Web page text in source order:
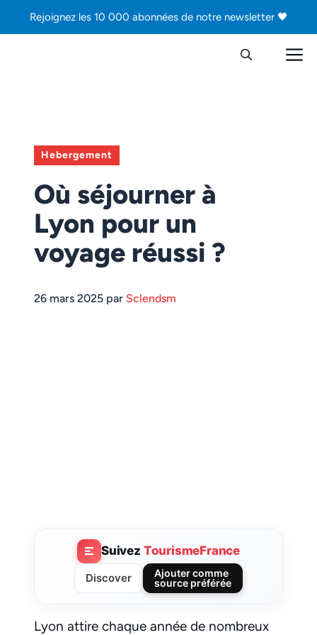
Rejoignez les 10 000 abonnées de notre newsletter 🖤
Hebergement
Où séjourner à
Lyon pour un
voyage réussi ?
26 mars 2025 par Sclendsm
Suivez TourismeFrance
Discover
Ajouter comme
source préférée
Lyon attire chaque année de nombreux